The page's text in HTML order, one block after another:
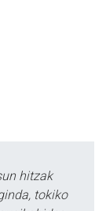
hitzak
tokiko